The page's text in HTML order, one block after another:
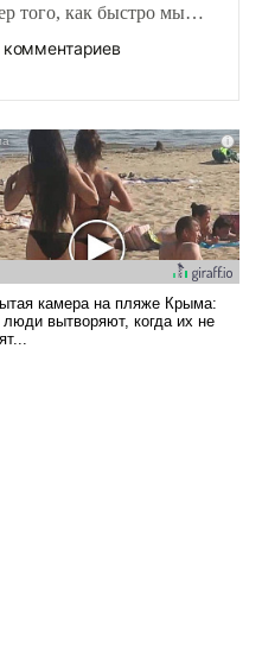
того, как быстро мы
по пути
изменений.
фантастики,
всерьез обсуждаемой
комментариев